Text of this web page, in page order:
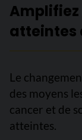
Amplifiez
atteintes
Le
des moyens
cancer et de
atteintes.